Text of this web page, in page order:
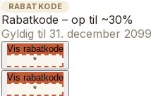
RABATKODE
Rabatkode – op til ~30%
Gyldig til 31. december 2099
Vis rabatkode
*
Vis rabatkode
*